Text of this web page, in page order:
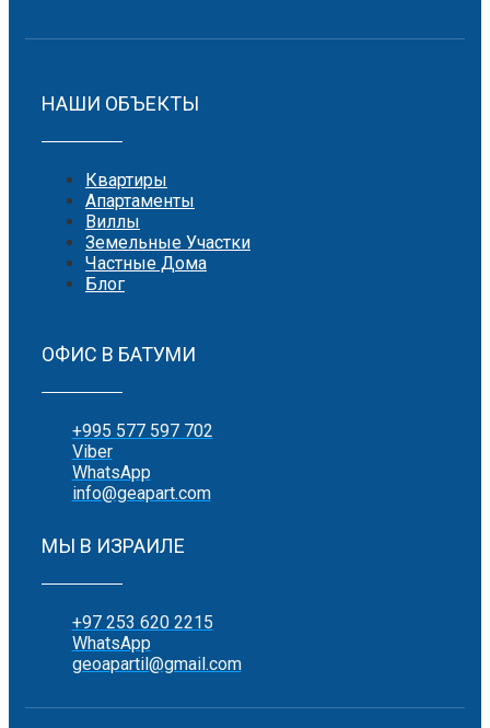
НАШИ ОБЪЕКТЫ
Квартиры
Апартаменты
Виллы
Земельные Участки
Частные Дома
Блог
ОФИС В БАТУМИ
+995 577 597 702
Viber
WhatsApp
info@geapart.com
МЫ В ИЗРАИЛЕ
+97 253 620 2215
WhatsApp
geoapartil@gmail.com